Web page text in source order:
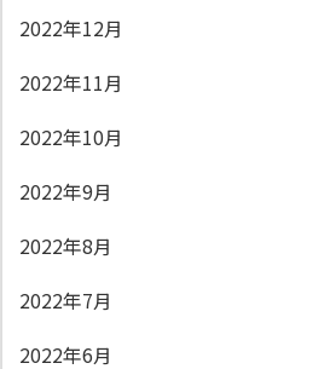
2022年12月
2022年11月
2022年10月
2022年9月
2022年8月
2022年7月
2022年6月